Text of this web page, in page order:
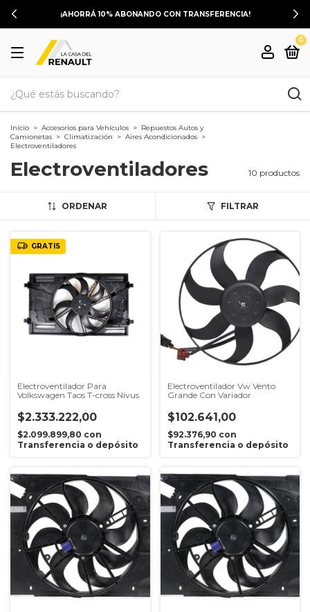
¡AHORRÁ 10% ABONANDO CON TRANSFERENCIA!
0
Inicio > Accesorios para Vehículos > Repuestos Autos y
Camionetas > Climatización > Aires Acondicionados >
Electroventiladores
Electroventiladores 10 productos
ORDENAR FILTRAR
GRATIS
Electroventilador Para
Volkswagen Taos T-cross Nivus
$2.333.222,00
$2.099.899,80 con
Transferencia o depósito
Electroventilador Vw Vento
Grande Con Variador
$102.641,00
$92.376,90 con
Transferencia o depósito